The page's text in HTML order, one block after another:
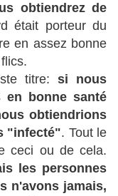
obtiendrez de
était porteur du
en assez bonne
titre:si nous
en bonne santé
obtiendrions
"infecté". Tout le
ceci ou de cela.
les personnes
n'avons jamais,